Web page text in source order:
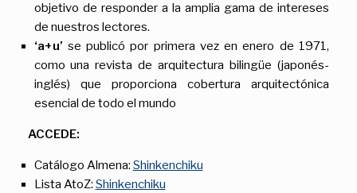
objetivo de responder a la amplia gama de intereses
de nuestros lectores.
‘a+u’ se publicó por primera vez en enero de 1971,
como una revista de arquitectura bilingüe (japonés-
inglés) que proporciona cobertura arquitectónica
esencial de todo el mundo
ACCEDE:
Catálogo Almena: Shinkenchiku
Lista AtoZ: Shinkenchiku